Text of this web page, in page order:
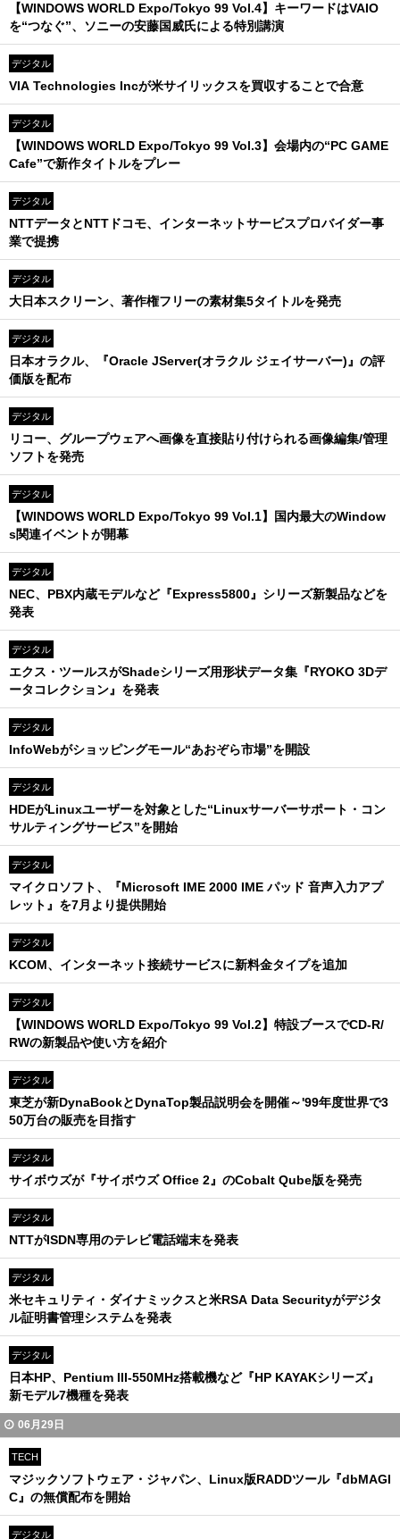
【WINDOWS WORLD Expo/Tokyo 99 Vol.4】キーワードはVAIO
を“つなぐ”、ソニーの安藤国威氏による特別講演
デジタル
VIA Technologies Incが米サイリックスを買収することで合意
デジタル
【WINDOWS WORLD Expo/Tokyo 99 Vol.3】会場内の“PC GAME
Cafe”で新作タイトルをプレー
デジタル
NTTデータとNTTドコモ、インターネットサービスプロバイダー事
業で提携
デジタル
大日本スクリーン、著作権フリーの素材集5タイトルを発売
デジタル
日本オラクル、『Oracle JServer(オラクル ジェイサーバー)』の評
価版を配布
デジタル
リコー、グループウェアへ画像を直接貼り付けられる画像編集/管理
ソフトを発売
デジタル
【WINDOWS WORLD Expo/Tokyo 99 Vol.1】国内最大のWindow
s関連イベントが開幕
デジタル
NEC、PBX内蔵モデルなど『Express5800』シリーズ新製品などを
発表
デジタル
エクス・ツールスがShadeシリーズ用形状データ集『RYOKO 3Dデ
ータコレクション』を発表
デジタル
InfoWebがショッピングモール“あおぞら市場”を開設
デジタル
HDEがLinuxユーザーを対象とした“Linuxサーバーサポート・コン
サルティングサービス”を開始
デジタル
マイクロソフト、『Microsoft IME 2000 IME パッド 音声入力アプ
レット』を7月より提供開始
デジタル
KCOM、インターネット接続サービスに新料金タイプを追加
デジタル
【WINDOWS WORLD Expo/Tokyo 99 Vol.2】特設ブースでCD-R/
RWの新製品や使い方を紹介
デジタル
東芝が新DynaBookとDynaTop製品説明会を開催～'99年度世界で3
50万台の販売を目指す
デジタル
サイボウズが『サイボウズ Office 2』のCobalt Qube版を発売
デジタル
NTTがISDN専用のテレビ電話端末を発表
デジタル
米セキュリティ・ダイナミックスと米RSA Data Securityがデジタ
ル証明書管理システムを発表
デジタル
日本HP、Pentium III-550MHz搭載機など『HP KAYAKシリーズ』
新モデル7機種を発表
06月29日
TECH
マジックソフトウェア・ジャパン、Linux版RADDツール『dbMAGI
C』の無償配布を開始
デジタル